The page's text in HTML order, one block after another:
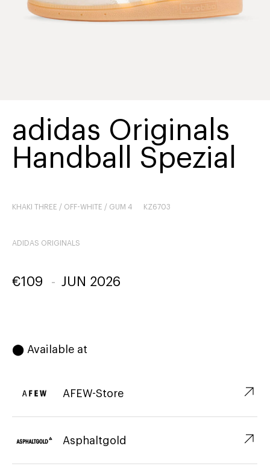
adidas Originals
Handball Spezial
KHAKI THREE / OFF-WHITE / GUM 4 KZ6703
ADIDAS ORIGINALS
€109 - JUN 2026
⬤ Available at
AFEW-Store ↗︎
Asphaltgold ↗︎